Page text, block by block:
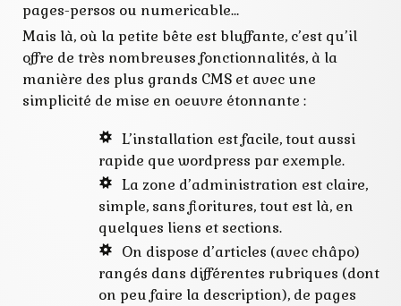
pages-persos ou numericable…
Mais là, où la petite bête est bluffante, c’est qu’il
offre de très nombreuses fonctionnalités, à la
manière des plus grands CMS et avec une
simplicité de mise en oeuvre étonnante :
L’installation est facile, tout aussi
rapide que wordpress par exemple.
La zone d’administration est claire,
simple, sans fioritures, tout est là, en
quelques liens et sections.
On dispose d’articles (avec châpo)
rangés dans différentes rubriques (dont
on peu faire la description), de pages